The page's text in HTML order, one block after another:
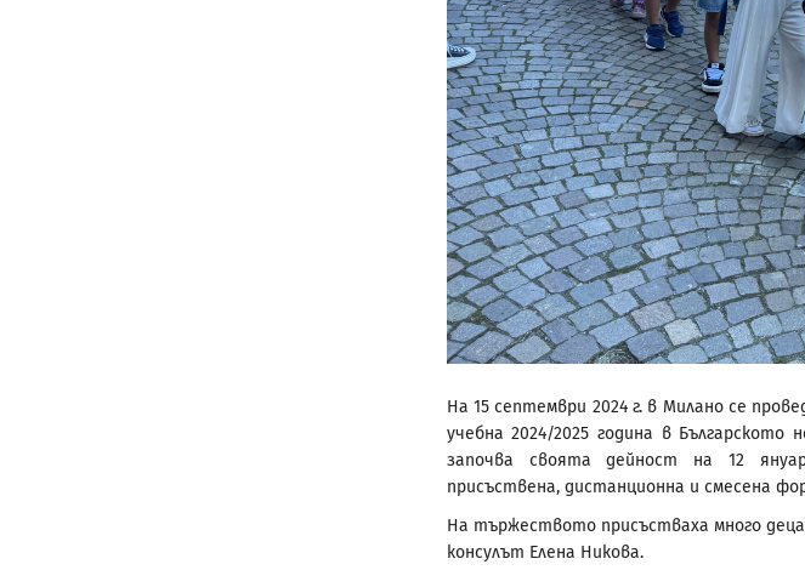
На 15 септември 2024 г. в Милано се
учебна 2024/2025 година в Българското
започва своята дейност на 12
присъствена, дистанционна и смесена
На тържеството присъстваха много
консулът Елена Никова.